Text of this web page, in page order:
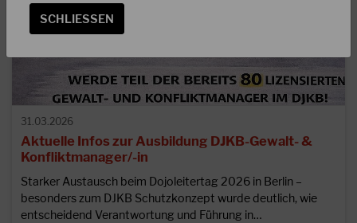
31.03.2026
Aktuelle Infos zur Ausbildung DJKB-Gewalt- &
Konfliktmanager/-in
Starker Austausch beim Dojoleitertag 2026 in Berlin –
besonders zum DJKB Schutzkonzept wurde deutlich, wie
entscheidend Verantwortung und Führung in…
SCHLIESSEN